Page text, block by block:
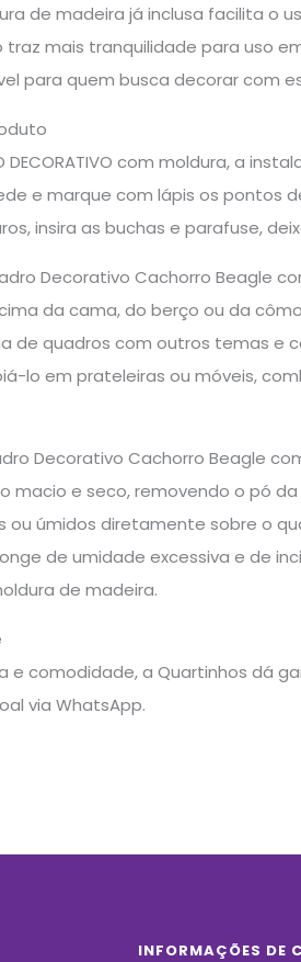
de madeira já inclusa facilita o
mais tranquilidade para uso
para quem busca decorar com
DECORATIVO com moldura, a
e marque com lápis os pontos
insira as buchas e parafuse,
Decorativo Cachorro Beagle
da cama, do berço ou da
de quadros com outros temas e
lo em prateleiras ou móveis,
Decorativo Cachorro Beagle
macio e seco, removendo o pó
ou úmidos diretamente sobre o
de umidade excessiva e de
de madeira.
e comodidade, a Quartinhos dá
via WhatsApp.
INFORMAÇÕES DE